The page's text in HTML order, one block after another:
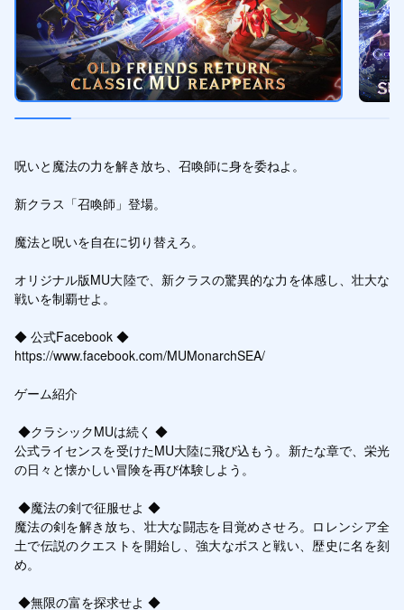
呪いと魔法の力を解き放ち、召喚師に身を委ねよ。
新クラス「召喚師」登場。
魔法と呪いを自在に切り替えろ。
オリジナル版MU大陸で、新クラスの驚異的な力を体感し、壮大な
戦いを制覇せよ。
◆ 公式Facebook ◆
https://www.facebook.com/MUMonarchSEA/
ゲーム紹介
公式ライセンスを受けたMU大陸に飛び込もう。新たな章で、栄光
の日々と懐かしい冒険を再び体験しよう。
魔法の剣を解き放ち、壮大な闘志を目覚めさせろ。ロレンシア全
土で伝説のクエストを開始し、強大なボスと戦い、歴史に名を刻
め。